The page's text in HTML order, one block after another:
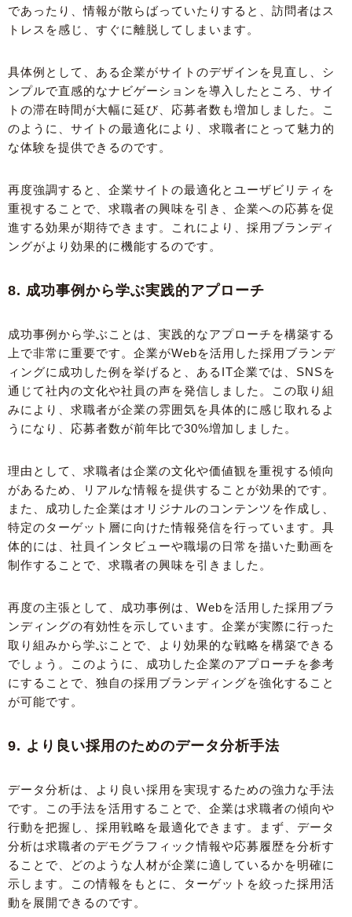
であったり、情報が散らばっていたりすると、訪問者はス
トレスを感じ、すぐに離脱してしまいます。
具体例として、ある企業がサイトのデザインを見直し、シ
ンプルで直感的なナビゲーションを導入したところ、サイ
トの滞在時間が大幅に延び、応募者数も増加しました。こ
のように、サイトの最適化により、求職者にとって魅力的
な体験を提供できるのです。
再度強調すると、企業サイトの最適化とユーザビリティを
重視することで、求職者の興味を引き、企業への応募を促
進する効果が期待できます。これにより、採用ブランディ
ングがより効果的に機能するのです。
8. 成功事例から学ぶ実践的アプローチ
成功事例から学ぶことは、実践的なアプローチを構築する
上で非常に重要です。企業がWebを活用した採用ブランデ
ィングに成功した例を挙げると、あるIT企業では、SNSを
通じて社内の文化や社員の声を発信しました。この取り組
みにより、求職者が企業の雰囲気を具体的に感じ取れるよ
うになり、応募者数が前年比で30%増加しました。
理由として、求職者は企業の文化や価値観を重視する傾向
があるため、リアルな情報を提供することが効果的です。
また、成功した企業はオリジナルのコンテンツを作成し、
特定のターゲット層に向けた情報発信を行っています。具
体的には、社員インタビューや職場の日常を描いた動画を
制作することで、求職者の興味を引きました。
再度の主張として、成功事例は、Webを活用した採用ブラ
ンディングの有効性を示しています。企業が実際に行った
取り組みから学ぶことで、より効果的な戦略を構築できる
でしょう。このように、成功した企業のアプローチを参考
にすることで、独自の採用ブランディングを強化すること
が可能です。
9. より良い採用のためのデータ分析手法
データ分析は、より良い採用を実現するための強力な手法
です。この手法を活用することで、企業は求職者の傾向や
行動を把握し、採用戦略を最適化できます。まず、データ
分析は求職者のデモグラフィック情報や応募履歴を分析す
ることで、どのような人材が企業に適しているかを明確に
示します。この情報をもとに、ターゲットを絞った採用活
動を展開できるのです。